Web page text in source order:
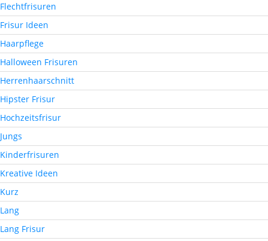
Flechtfrisuren
Frisur Ideen
Haarpflege
Halloween Frisuren
Herrenhaarschnitt
Hipster Frisur
Hochzeitsfrisur
Jungs
Kinderfrisuren
Kreative Ideen
Kurz
Lang
Lang Frisur